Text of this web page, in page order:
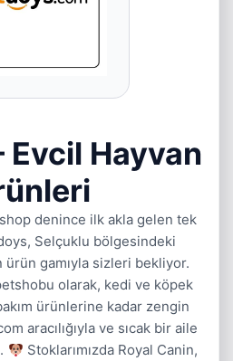
Evcil Hayvan
denince ilk akla gelen tek
Selçuklu bölgesindeki
gamıyla sizleri bekliyor.
olarak, kedi ve köpek
ürünlerine kadar zengin
aracılığıyla ve sıcak bir aile
Stoklarımızda Royal Canin,